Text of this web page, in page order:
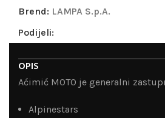
Brend: LAMPA S.p.A.
Podijeli:
OPIS
Aćimić MOTO je generalni
Alpinestars